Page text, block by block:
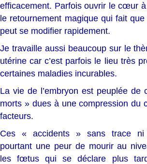
efficacement. Parfois ouvrir le cœur
le retournement magique qui fait
peut se modifier rapidement.
Je travaille aussi beaucoup sur le
utérine car c’est parfois le lieu très
certaines maladies incurables.
La vie de l’embryon est peuplée de
morts » dues à une compression du
facteurs.
Ces « accidents » sans trace ni
pourtant une peur de mourir au
les fœtus qui se déclare plus